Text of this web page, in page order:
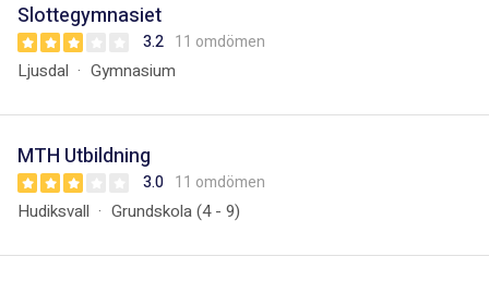
Slottegymnasiet
3.2 11 omdömen
Ljusdal Gymnasium
MTH Utbildning
3.0 11 omdömen
Hudiksvall Grundskola (4 - 9)